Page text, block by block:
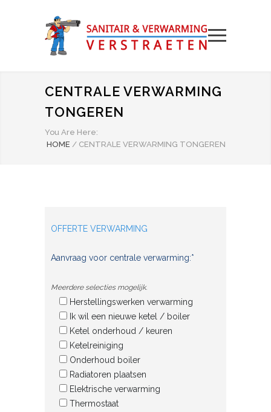
CENTRALE VERWARMING
TONGEREN
You Are Here:
HOME / CENTRALE VERWARMING TONGEREN
OFFERTE VERWARMING
Aanvraag voor centrale verwarming:*
Meerdere selecties mogelijk.
Herstellingswerken verwarming
Ik wil een nieuwe ketel / boiler
Ketel onderhoud / keuren
Ketelreiniging
Onderhoud boiler
Radiatoren plaatsen
Elektrische verwarming
Thermostaat